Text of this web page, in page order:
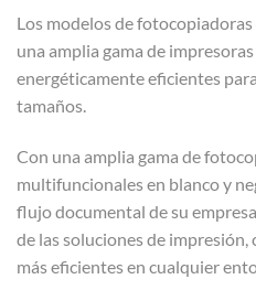
Los modelos de
una amplia gama de
energéticamente eficientes
tamaños.
Con una amplia gama de
multifuncionales en blanco y
flujo documental de su
de las soluciones de impresión,
más eficientes en cualquier